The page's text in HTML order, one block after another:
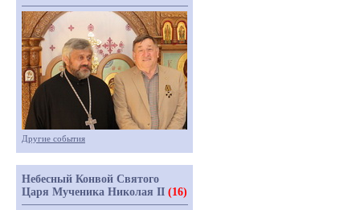
Другие события
Небесный Конвой Святого
Царя Мученика Николая II (16)